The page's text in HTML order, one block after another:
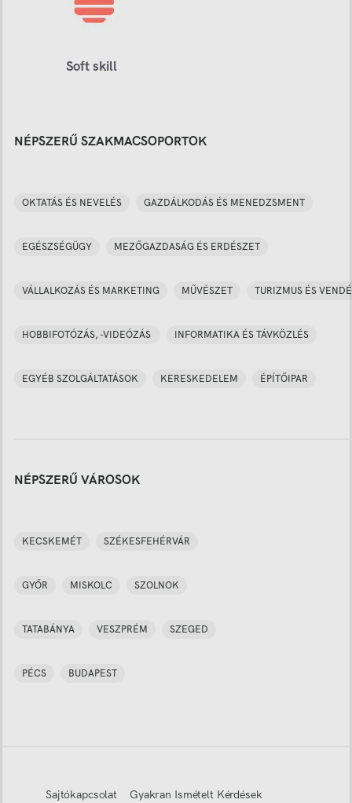
Soft skill
NÉPSZERŰ SZAKMACSOPORTOK
OKTATÁS ÉS NEVELÉS GAZDÁLKODÁS ÉS MENEDZSMENT
EGÉSZSÉGÜGY MEZŐGAZDASÁG ÉS ERDÉSZET
VÁLLALKOZÁS ÉS MARKETING MŰVÉSZET TURIZMUS ÉS
HOBBIFOTÓZÁS, -VIDEÓZÁS INFORMATIKA ÉS TÁVKÖZLÉS
EGYÉB SZOLGÁLTATÁSOK KERESKEDELEM ÉPÍTŐIPAR
NÉPSZERŰ VÁROSOK
KECSKEMÉT SZÉKESFEHÉRVÁR
GYŐR MISKOLC SZOLNOK
TATABÁNYA VESZPRÉM SZEGED
PÉCS BUDAPEST
Sajtókapcsolat Gyakran Ismételt Kérdések